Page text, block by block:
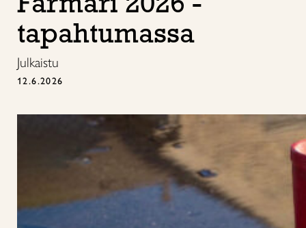
tapahtumassa
Julkaistu
12.6.2026